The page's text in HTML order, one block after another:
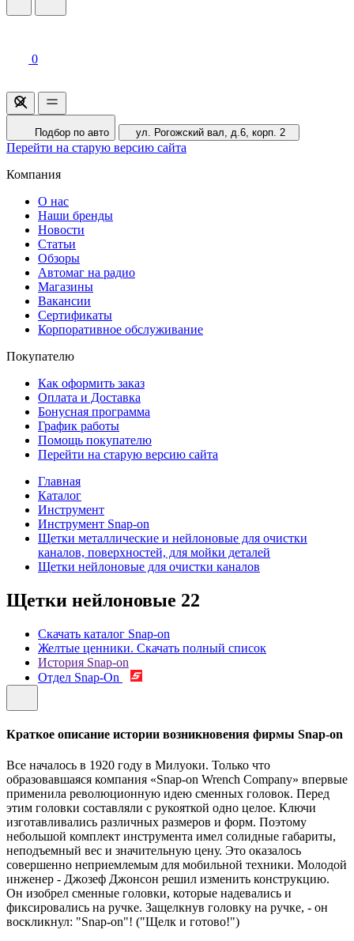
0
Подбор по авто ул. Рогожский вал, д.6, корп. 2
Перейти на старую версию сайта
Компания
О нас
Наши бренды
Новости
Статьи
Обзоры
Автомаг на радио
Магазины
Вакансии
Сертификаты
Корпоративное обслуживание
Покупателю
Как оформить заказ
Оплата и Доставка
Бонусная программа
График работы
Помощь покупателю
Перейти на старую версию сайта
Главная
Каталог
Инструмент
Инструмент Snap-on
Щетки металлические и нейлоновые для очистки
каналов, поверхностей, для мойки деталей
Щетки нейлоновые для очистки каналов
Щетки нейлоновые 22
Скачать каталог Snap-on
Желтые ценники. Скачать полный список
История Snap-on
Отдел Snap-On
Краткое описание истории возникновения фирмы Snap-on
Все началось в 1920 году в Милуоки. Только что
образовавшаяся компания «Snap-on Wrench Company» впервые
применила революционную идею сменных головок. Перед
этим головки составляли с рукояткой одно целое. Ключи
изготавливались различных размеров и форм. Поэтому
небольшой комплект инструмента имел солидные габариты,
неподъемный вес и значительную цену. Это оказалось
совершенно неприемлемым для мобильной техники. Молодой
инженер - Джозеф Джонсон решил изменить конструкцию.
Он изобрел сменные головки, которые надевались и
фиксировались на ручке. Защелкнув головку на ручке, - он
воскликнул: "Snap-on"! ("Щелк и готово!")